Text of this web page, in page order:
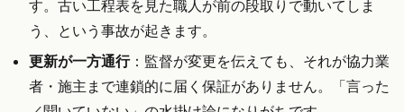
す。古い工程表を見た職人が前の段取りで動いてしま
う、という事故が起きます。
更新が一方通行：監督が変更を伝えても、それが協力業
者・施主まで連鎖的に届く保証がありません。「言った